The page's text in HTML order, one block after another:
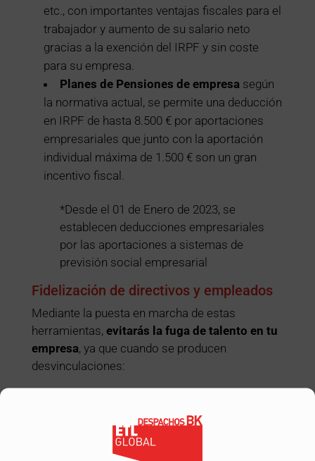
etc., con importantes ventajas fiscales para el
trabajador y aumento de su salario neto
gracias a la exención del IRPF y sin coste
para su empresa.
Planes de Pensiones de empresa según
la normativa actual, se permite una deducción
en IRPF de hasta 8.500 € por aportaciones
empresariales que junto con la aportación
individual máxima de 1.500 € son un gran
incentivo fiscal.
*Desde el 01 de Enero de 2023, se
establecen deducciones empresariales
por las aportaciones a sistemas de
previsión social empresarial
Fidelización de directivos y empleados
Mediante la puesta en marcha de estas
herramientas, evitarás la fuga de talento en tu
empresa, ya que cuando se producen
desvinculaciones:
mayor rentabilidad está retornando a la
Los trabajadores se marchan con un plan